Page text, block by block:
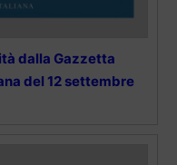
dalla Gazzetta
del 12 settembre